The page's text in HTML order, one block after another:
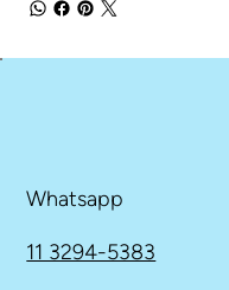
Whatsapp
11 3294-5383